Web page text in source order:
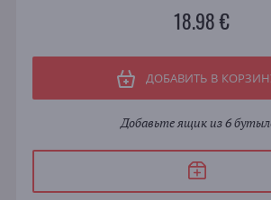
18.98 €
ДОБАВИТЬ В
Добавьте ящик из 6